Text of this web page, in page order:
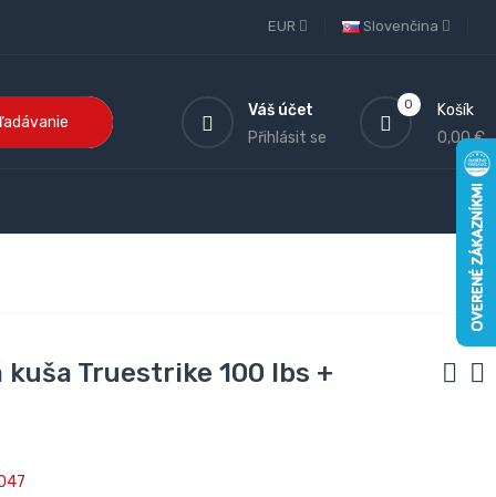
Slovenčina
EUR
0
Košík
0,00 €
Váš účet
Přihlásit se
kuša Truestrike 100 lbs +